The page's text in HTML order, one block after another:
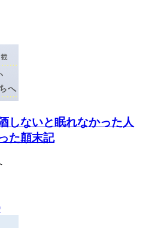
しないと眠れなかった人
た顛末記